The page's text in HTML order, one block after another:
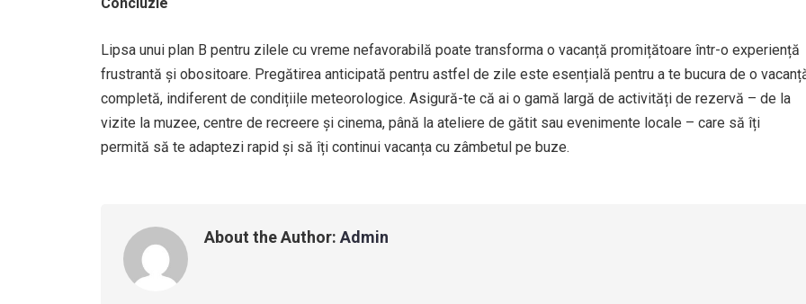
Lipsa unui plan B pentru zilele cu vreme nefavorabilă poate transforma o vacanță promițătoare într-o experiență
frustrantă și obositoare. Pregătirea anticipată pentru astfel de zile este esențială pentru a te bucura de o
completă, indiferent de condițiile meteorologice. Asigură-te că ai o gamă largă de activități de rezervă – de la
vizite la muzee, centre de recreere și cinema, până la ateliere de gătit sau evenimente locale – care să îți
permită să te adaptezi rapid și să îți continui vacanța cu zâmbetul pe buze.
About the Author: Admin